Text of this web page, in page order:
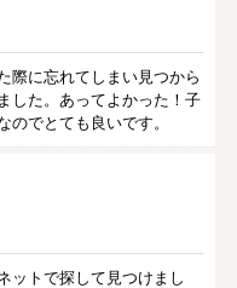
際に忘れてしまい見つから
した。あってよかった！子
でとても良いです。
ットで探して見つけまし